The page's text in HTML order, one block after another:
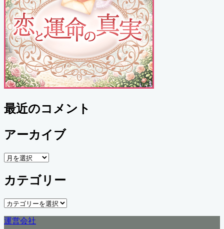
最近のコメント
アーカイブ
ア
カ
イ
ブ
カテゴリー
カ
ゴ
運営会社